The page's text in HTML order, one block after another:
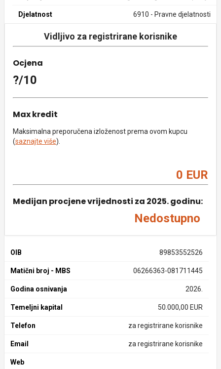
Djelatnost 6910 - Pravne djelatnosti
Vidljivo za registrirane korisnike
Ocjena
?/10
Max kredit
Maksimalna preporučena izloženost prema ovom kupcu
(saznajte više).
0 EUR
Medijan procjene vrijednosti za 2025. godinu:
Nedostupno
OIB 89853552526
Matični broj - MBS 06266363-081711445
Godina osnivanja 2026.
Temeljni kapital 50.000,00 EUR
Telefon za registrirane korisnike
Email za registrirane korisnike
Web